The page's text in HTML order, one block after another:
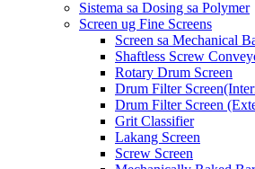
Sistema sa Dosing sa Polymer
Screen ug Fine Screens
Screen sa Mechanical
Shaftless Screw
Rotary Drum Screen
Drum Filter
Drum Filter Screen
Grit Classifier
Lakang Screen
Screw Screen